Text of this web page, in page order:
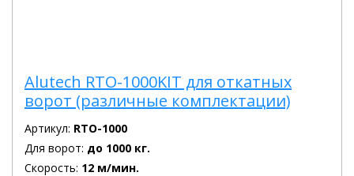
Alutech RTO-1000KIT для откатных
ворот (различные комплектации)
Артикул: RTO-1000
Для ворот: до 1000 кг.
Скорость: 12 м/мин.